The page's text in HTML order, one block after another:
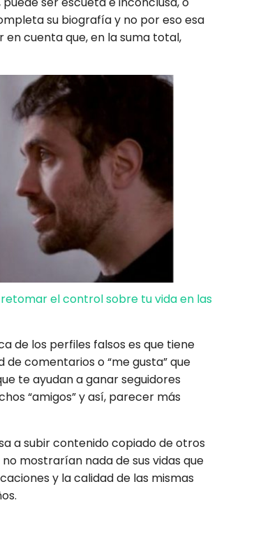
su biografía y no por eso esa
cuenta que, en la suma total,
el control sobre tu vida en las
de los perfiles falsos es que tiene
comentarios o “me gusta” que
te ayudan a ganar seguidores
“amigos” y así, parecer más
a subir contenido copiado de otros
mostrarían nada de sus vidas que
y la calidad de las mismas